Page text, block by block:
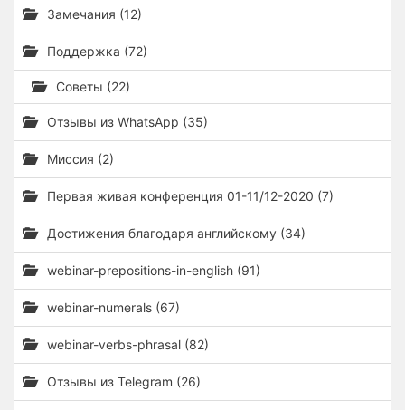
Замечания (12)
Поддержка (72)
Советы (22)
Отзывы из WhatsApp (35)
Миссия (2)
Первая живая конференция 01-11/12-2020 (7)
Достижения благодаря английскому (34)
webinar-prepositions-in-english (91)
webinar-numerals (67)
webinar-verbs-phrasal (82)
Отзывы из Telegram (26)